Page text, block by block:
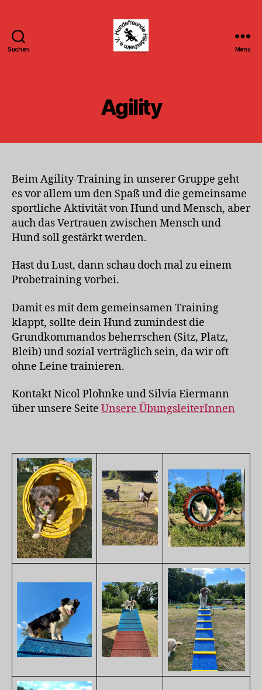
Suchen Menü
Agility
Beim Agility-Training in unserer Gruppe geht
es vor allem um den Spaß und die gemeinsame
sportliche Aktivität von Hund und Mensch, aber
auch das Vertrauen zwischen Mensch und
Hund soll gestärkt werden.
Hast du Lust, dann schau doch mal zu einem
Probetraining vorbei.
Damit es mit dem gemeinsamen Training
klappt, sollte dein Hund zumindest die
Grundkommandos beherrschen (Sitz, Platz,
Bleib) und sozial verträglich sein, da wir oft
ohne Leine trainieren.
Kontakt Nicol Plohnke und Silvia Eiermann
über unsere Seite Unsere ÜbungsleiterInnen